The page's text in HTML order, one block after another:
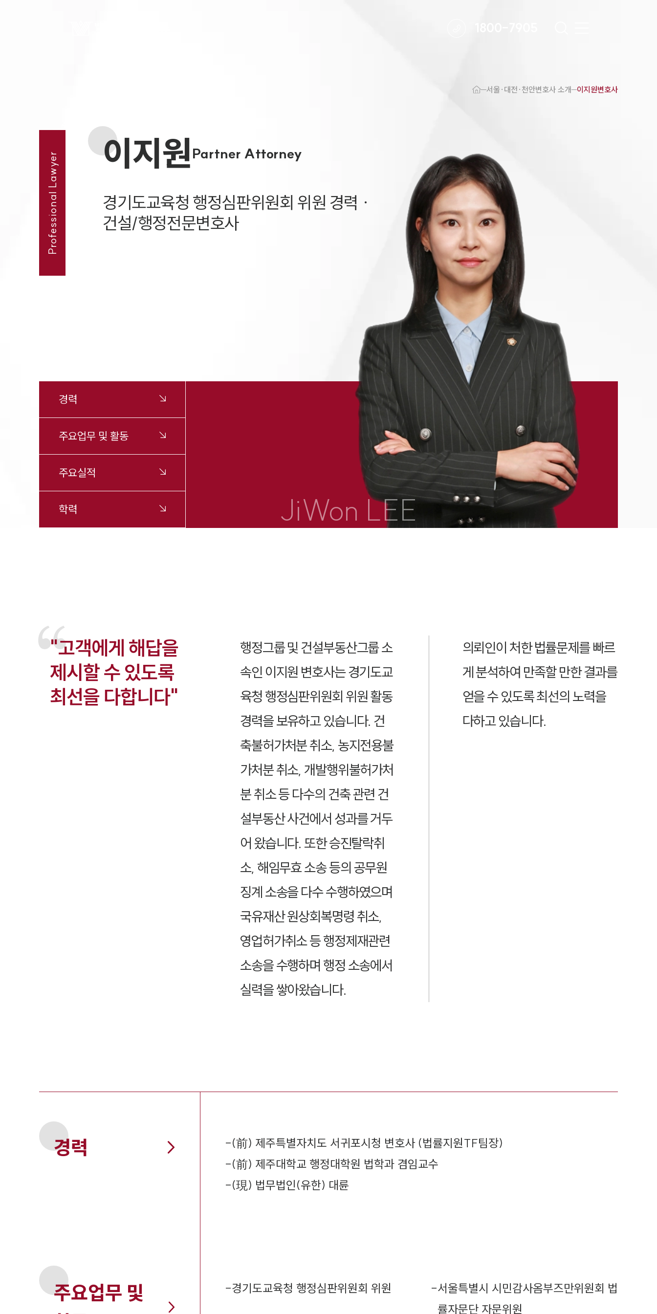
서울·대전·천안변호사
천안음주운전·교통사고변호사
천안변호사 업무분야
천안변호사 주요 업무사례
천안 분사무소 오시는 길
천안변호사상담 상담접수
채용정보
1800-7905
서울·대전·천안변호사 소개 이지원변호사
Professional Lawyer Partner Attorney
이지원
경기도교육청 행정심판위원회 위원 경력 ·
건설/행정전문변호사
경력
주요업무 및 활동
주요실적
학력 JiWon LEE
"고객에게 해답을
제시할 수 있도록
최선을 다합니다"
행정그룹 및 건설부동산그룹 소
속인 이지원 변호사는 경기도교
육청 행정심판위원회 위원 활동
경력을 보유하고 있습니다. 건
축불허가처분 취소, 농지전용불
가처분 취소, 개발행위불허가처
분 취소 등 다수의 건축 관련 건
설부동산 사건에서 성과를 거두
어 왔습니다. 또한 승진탈락취
소, 해임무효 소송 등의 공무원
징계 소송을 다수 수행하였으며
국유재산 원상회복명령 취소,
영업허가취소 등 행정제재관련
소송을 수행하며 행정 소송에서
실력을 쌓아왔습니다.
의뢰인이 처한 법률문제를 빠르
게 분석하여 만족할 만한 결과를
얻을 수 있도록 최선의 노력을
다하고 있습니다.
경력 -(前) 제주특별자치도 서귀포시청 변호사 (법률지원TF팀장)
-(前) 제주대학교 행정대학원 법학과 겸임교수
-(現) 법무법인(유한) 대륜
주요업무 및
-경기도교육청 행정심판위원회 위원 -서울특별시 시민감사옴부즈만위원회 법
률자문단 자문위원